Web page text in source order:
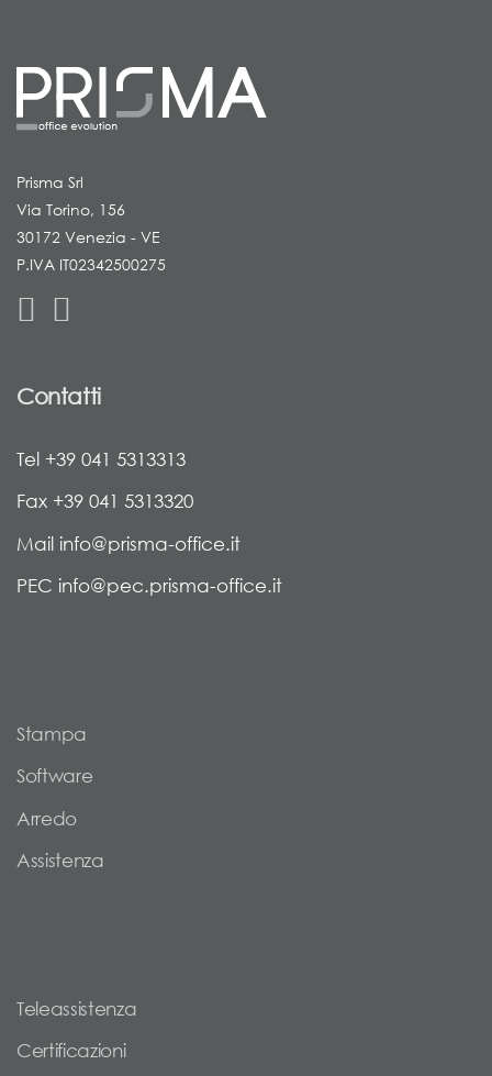
Prisma Srl
Via Torino, 156
30172 Venezia - VE
P.IVA IT02342500275
Contatti
Tel +39 041 5313313
Fax +39 041 5313320
Mail info@prisma-office.it
PEC info@pec.prisma-office.it
Stampa
Software
Arredo
Assistenza
Teleassistenza
Certificazioni